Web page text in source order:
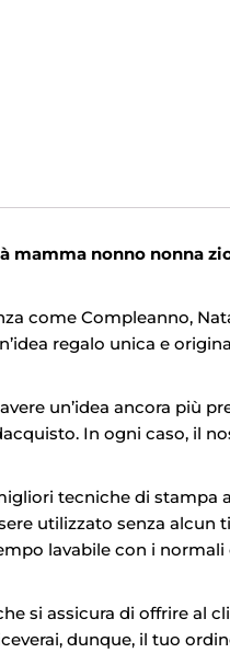
mamma nonno nonna
come Compleanno,
regalo unica e
un’idea ancora più
In ogni caso, il
tecniche di stampa
utilizzato senza alcun
lavabile con i
si assicura di offrire al
dunque, il tuo